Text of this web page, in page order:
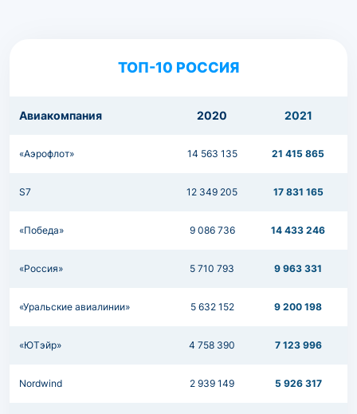
ТОП-10 РОССИЯ
Авиакомпания 2020 2021
«Аэрофлот» 14 563 135 21 415 865
S7 12 349 205 17 831 165
«Победа» 9 086 736 14 433 246
«Россия» 5 710 793 9 963 331
«Уральские авиалинии» 5 632 152 9 200 198
«ЮТэйр» 4 758 390 7 123 996
Nordwind 2 939 149 5 926 317